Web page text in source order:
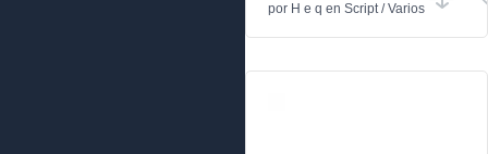
por H e q en Script/Varios